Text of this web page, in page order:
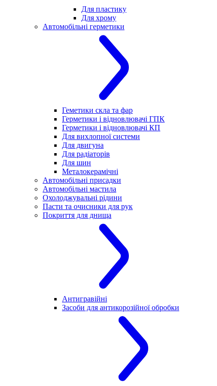
Для пластику
Для хрому
Автомобільні герметики
Геметики скла та фар
Герметики і відновлювачі ГПК
Герметики і відновлювачі КП
Для вихлопної системи
Для двигуна
Для радіаторів
Для шин
Металокерамічні
Автомобільні присадки
Автомобільні мастила
Охолоджувальні рідини
Пасти та очисники для рук
Покриття для днища
Антигравійні
Засоби для антикорозійної обробки